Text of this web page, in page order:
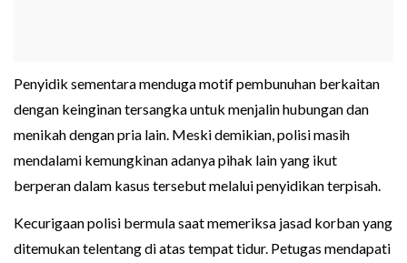
Penyidik sementara menduga motif pembunuhan berkaitan
dengan keinginan tersangka untuk menjalin hubungan dan
menikah dengan pria lain. Meski demikian, polisi masih
mendalami kemungkinan adanya pihak lain yang ikut
berperan dalam kasus tersebut melalui penyidikan terpisah.
Kecurigaan polisi bermula saat memeriksa jasad korban yang
ditemukan telentang di atas tempat tidur. Petugas mendapati